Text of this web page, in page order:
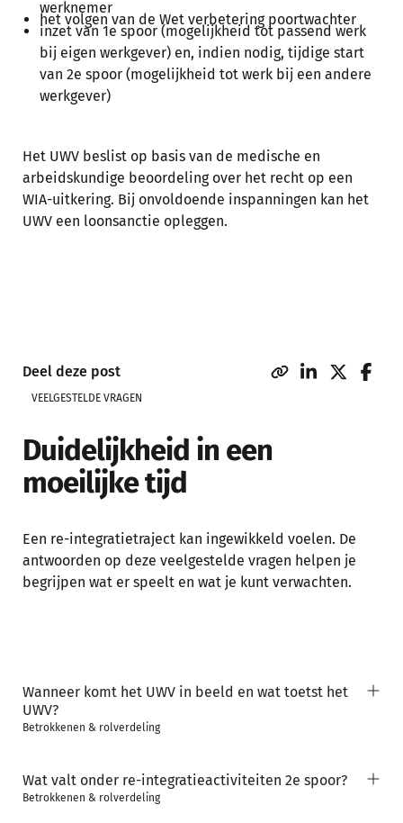
werknemer
het volgen van de Wet verbetering poortwachter
inzet van 1e spoor (mogelijkheid tot passend werk
bij eigen werkgever) en, indien nodig, tijdige start
van 2e spoor (mogelijkheid tot werk bij een andere
werkgever)
Het UWV beslist op basis van de medische en
arbeidskundige beoordeling over het recht op een
WIA-uitkering. Bij onvoldoende inspanningen kan het
UWV een loonsanctie opleggen.
Deel deze post
VEELGESTELDE VRAGEN
Duidelijkheid in een
moeilijke tijd
Een re-integratietraject kan ingewikkeld voelen. De
antwoorden op deze veelgestelde vragen helpen je
begrijpen wat er speelt en wat je kunt verwachten.
Wanneer komt het UWV in beeld en wat toetst het
UWV?
Betrokkenen & rolverdeling
Wat valt onder re-integratieactiviteiten 2e spoor?
Betrokkenen & rolverdeling